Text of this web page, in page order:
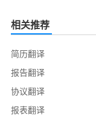
相关推荐
简历翻译
报告翻译
协议翻译
报表翻译